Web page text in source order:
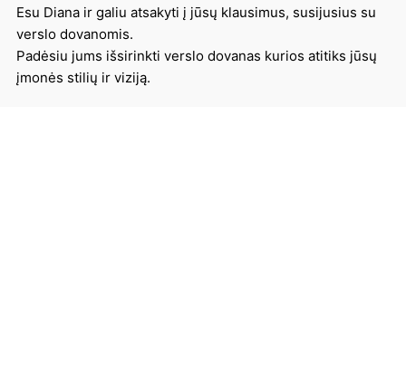
Esu Diana ir galiu atsakyti į jūsų klausimus, susijusius su
verslo dovanomis.
Padėsiu jums išsirinkti verslo dovanas kurios atitiks jūsų
įmonės stilių ir viziją.